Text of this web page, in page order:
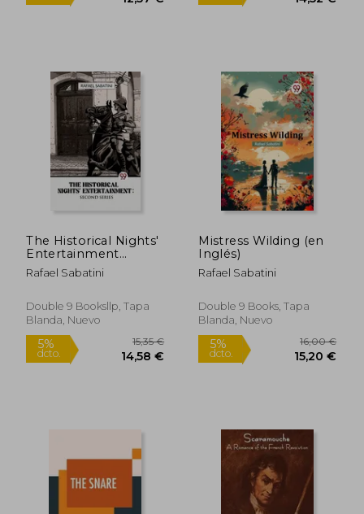
The Historical Nights'
Entertainment
Second Series (en
Inglés)
Rafael Sabatini
Double 9 Booksllp, Tapa
Blanda, Nuevo
Mistress Wilding (en
Inglés)
Rafael Sabatini
Double 9 Books, Tapa
Blanda, Nuevo